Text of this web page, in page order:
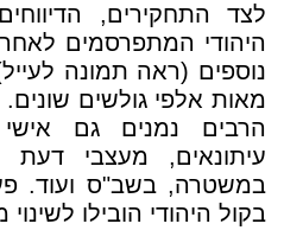
לצד התחקירים,
היהודי המתפרסמים
נוספים (ראה תמונה
מאות אלפי גולשים שונים.
הרבים נמנים גם
עיתונאים, מעצבי
במשטרה, בשב"ס ועוד.
בקול היהודי הובילו